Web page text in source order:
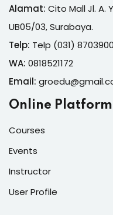
Alamat: Cito Mall Jl. A.
UB05/03, Surabaya.
Telp: Telp (031) 8703900
WA: 0818521172
Email:
Online Platform
Courses
Events
Instructor
User Profile